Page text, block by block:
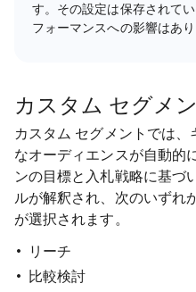
す。その設定は保存されて
フォーマンスへの影響はあり
カスタム セグメ
カスタム セグメントでは
なオーディエンスが自動的
ンの目標と入札戦略に基づ
ルが解釈され、次のいずれ
が選択されます。
リーチ
比較検討